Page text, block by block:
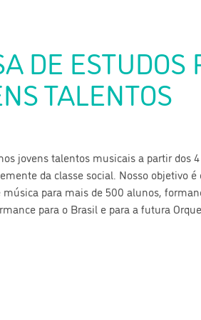
DE ESTUDOS
TALENTOS
jovens talentos musicais a partir dos
da classe social. Nosso objetivo
música para mais de 500 alunos,
para o Brasil e para a futura